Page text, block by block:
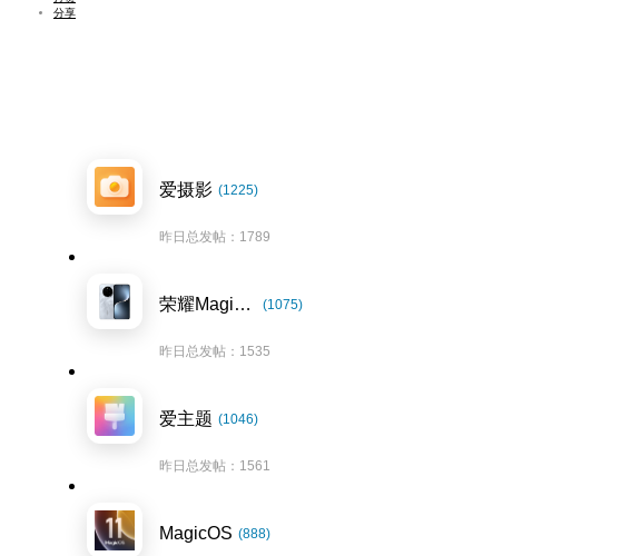
分享
爱摄影 (1225)
昨日总发帖：1789
荣耀Magic7系列 (1075)
昨日总发帖：1535
爱主题 (1046)
昨日总发帖：1561
MagicOS (888)